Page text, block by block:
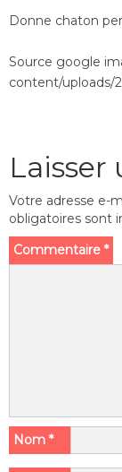
Donne chaton
Source google
content/uploads/
Votre adresse e-
obligatoires sont
Commentaire *
Nom *